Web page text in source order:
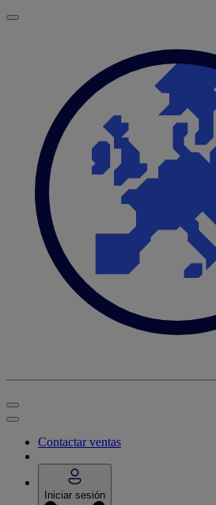
Contactar ventas
Iniciar sesión